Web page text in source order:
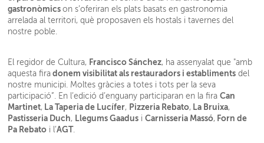
gastronòmicson s’oferiran els plats basats en gastronomia
arrelada al territori, què proposaven els hostals i tavernes del
nostre poble.
El regidor de Cultura, Francisco Sánchez, ha assenyalat que "amb
aquesta fira donem visibilitat als restauradors i establiments del
nostre municipi. Moltes gràcies a totes i tots per la seva
participació”. En l’edició d’enguany participaran en la firaCan
Martinet, La Taperia de Lucífer, Pizzeria Rebato, La Bruixa,
Pastisseria Duch, Llegums Gaadus iCarnisseria Massó, Forn de
Pa Rebato i l’AGT.